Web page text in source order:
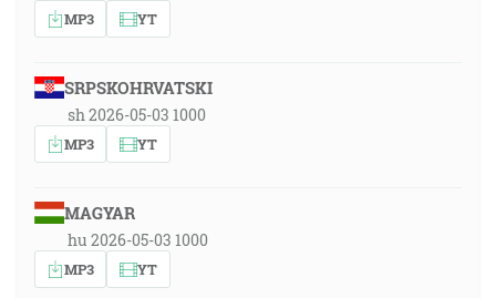
MP3 YT
SRPSKOHRVATSKI
sh 2026-05-03 1000
MP3 YT
MAGYAR
hu 2026-05-03 1000
MP3 YT